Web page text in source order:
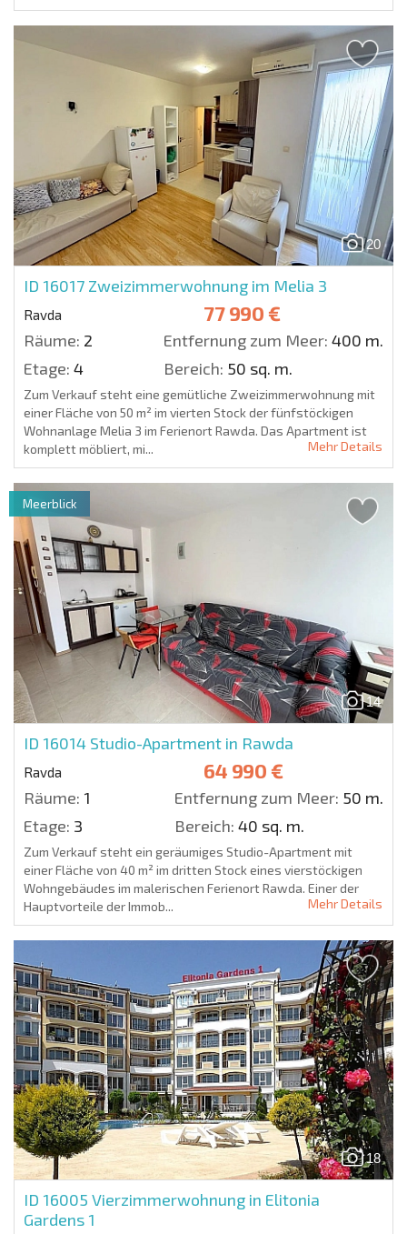
20
ID 16017 Zweizimmerwohnung im Melia 3
Ravda 77 990 €
Räume: 2 Entfernung zum Meer: 400 m.
Etage: 4 Bereich: 50 sq. m.
Zum Verkauf steht eine gemütliche Zweizimmerwohnung mit
einer Fläche von 50 m² im vierten Stock der fünfstöckigen
Wohnanlage Melia 3 im Ferienort Rawda. Das Apartment ist
komplett möbliert, mi...
Mehr Details
14
ID 16014 Studio-Apartment in Rawda
Ravda 64 990 €
Räume: 1 Entfernung zum Meer: 50 m.
Etage: 3 Bereich: 40 sq. m.
Meerblick
Zum Verkauf steht ein geräumiges Studio-Apartment mit
einer Fläche von 40 m² im dritten Stock eines vierstöckigen
Wohngebäudes im malerischen Ferienort Rawda. Einer der
Hauptvorteile der Immob...
Mehr Details
18
ID 16005 Vierzimmerwohnung in Elitonia
Gardens 1